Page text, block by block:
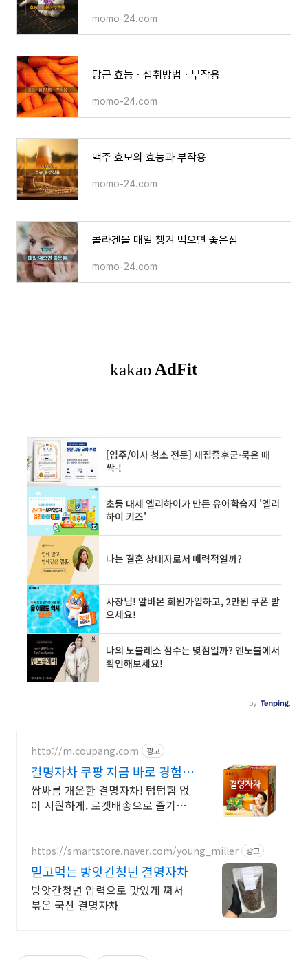
momo-24.com
당근 효능ㆍ섭취방법ㆍ부작용
momo-24.com
맥주 효모의 효능과 부작용
momo-24.com
콜라겐을 매일 챙겨 먹으면 좋은점
momo-24.com
http://m.coupang.com 광고
결명자차 쿠팡 지금 바로 경험하
세요
쌉싸름 개운한 결명자차! 텁텁함 없
이 시원하게. 로켓배송으로 즐기세
https://smartstore.naver.com/young_miller 광고
믿고먹는 방앗간청년 결명자차
방앗간청년 압력으로 맛있게 쪄서
볶은 국산 결명자차